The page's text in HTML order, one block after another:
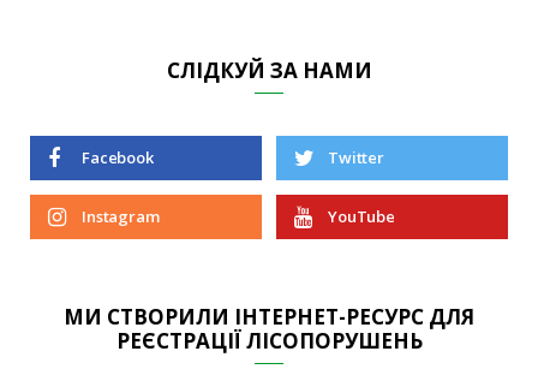
СЛІДКУЙ ЗА НАМИ
Facebook Twitter
Instagram YouTube
МИ СТВОРИЛИ ІНТЕРНЕТ-РЕСУРС ДЛЯ
РЕЄСТРАЦІЇ ЛІСОПОРУШЕНЬ